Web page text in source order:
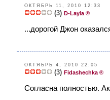
ОКТЯБРЬ 11, 2010 12:33
(3) D-Layla ®
...дорогой Джон
ОКТЯБРЬ 4, 2010 22:05
(3) Fidashechka ®
Согласна полностью.